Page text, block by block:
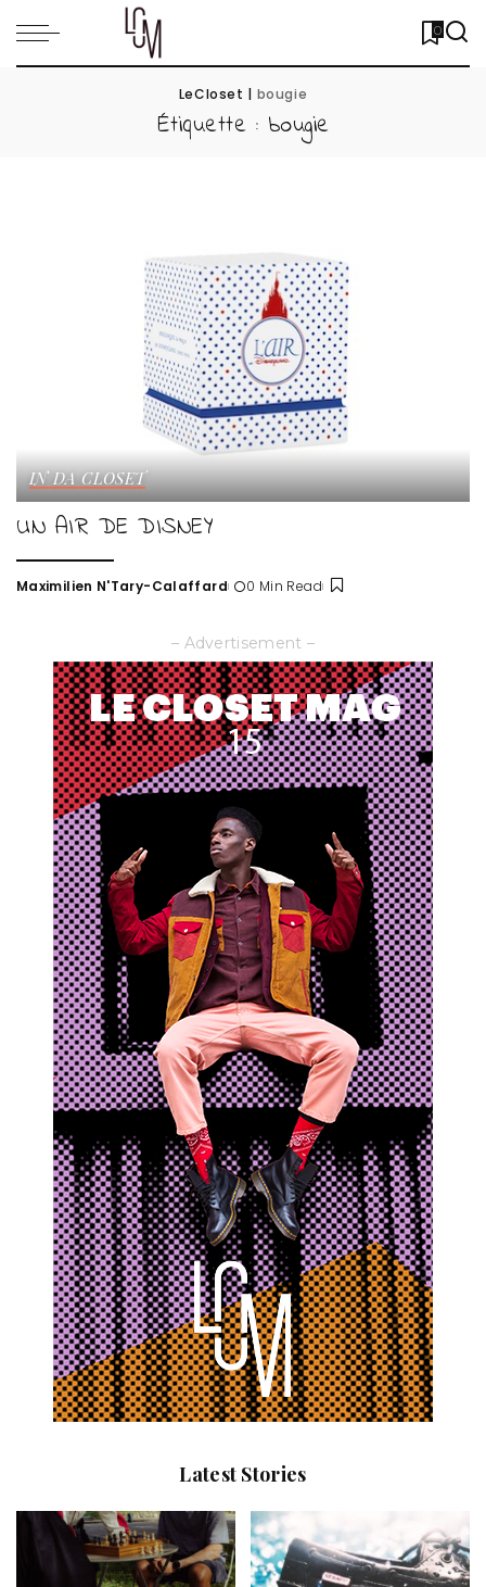
0
LeCloset | bougie
Étiquette : bougie
IN DA CLOSET
UN AIR DE DISNEY
Posted
Maximilien N'Tary-Calaffard 0 Min Read
– Advertisement –
Latest Stories